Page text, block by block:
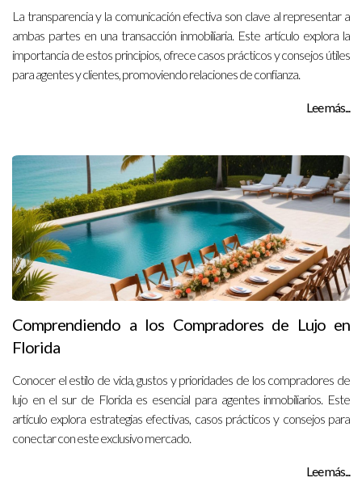
La transparencia y la comunicación efectiva son clave al representar a
ambas partes en una transacción inmobiliaria. Este artículo explora la
importancia de estos principios, ofrece casos prácticos y consejos útiles
para agentes y clientes, promoviendo relaciones de confianza.
Lee más...
Comprendiendo a los Compradores de Lujo en
Florida
Conocer el estilo de vida, gustos y prioridades de los compradores de
lujo en el sur de Florida es esencial para agentes inmobiliarios. Este
artículo explora estrategias efectivas, casos prácticos y consejos para
conectar con este exclusivo mercado.
Lee más...